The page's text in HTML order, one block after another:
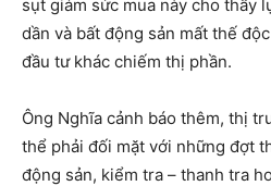
sụt giảm sức mua này cho thấy
dần và bất động sản mất thế
đầu tư khác chiếm thị phần.
Ông Nghĩa cảnh báo thêm, thị
thể phải đối mặt với những đợt
động sản, kiểm tra – thanh tra